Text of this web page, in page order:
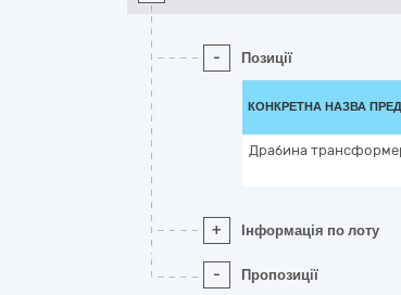
- Позиції
КОНКРЕТНА НАЗВА
Драбина
+ Інформація по лоту
- Пропозиції